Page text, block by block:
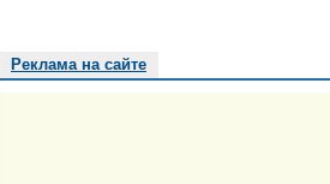
Реклама на сайте